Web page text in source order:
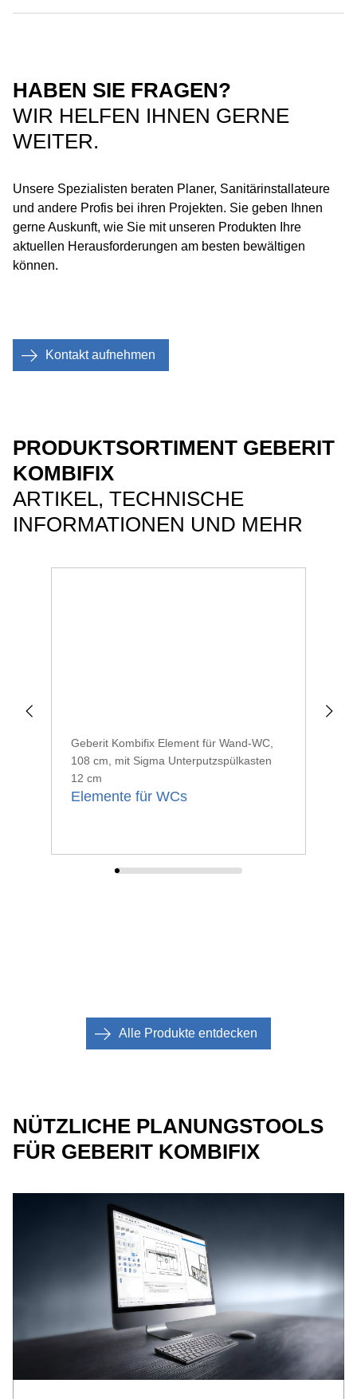
HABEN SIE FRAGEN?
WIR HELFEN IHNEN GERNE
WEITER.
Unsere Spezialisten beraten Planer, Sanitärinstallateure
und andere Profis bei ihren Projekten. Sie geben Ihnen
gerne Auskunft, wie Sie mit unseren Produkten Ihre
aktuellen Herausforderungen am besten bewältigen
können.
Kontakt aufnehmen
PRODUKTSORTIMENT GEBERIT
KOMBIFIX
ARTIKEL, TECHNISCHE
INFORMATIONEN UND MEHR
Geberit Kombifix Element für Wand-WC,
108 cm, mit Sigma Unterputzspülkasten
12 cm
Elemente für WCs
Alle Produkte entdecken
NÜTZLICHE PLANUNGSTOOLS
FÜR GEBERIT KOMBIFIX